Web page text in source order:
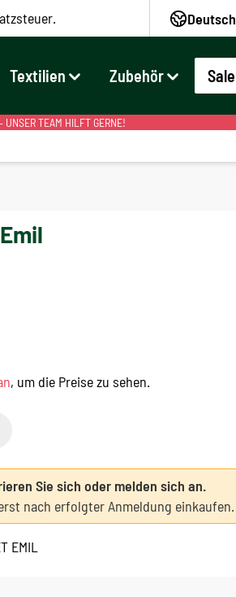
Deutsch
Textilien Zubehör Sale
UNSER TEAM HILFT GERNE!
, um die Preise zu sehen.
Sie sich oder melden sich an.
nach erfolgter Anmeldung einkaufen.
EMIL